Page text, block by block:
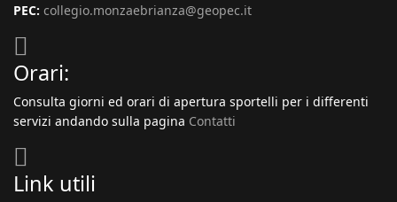
PEC: collegio.monzaebrianza@geopec.it
Orari:
Consulta giorni ed orari di apertura sportelli per i differenti
servizi andando sulla pagina Contatti
Link utili